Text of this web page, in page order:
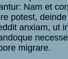
Nam et
potest,
anxiam, ut
necesse
migrare.